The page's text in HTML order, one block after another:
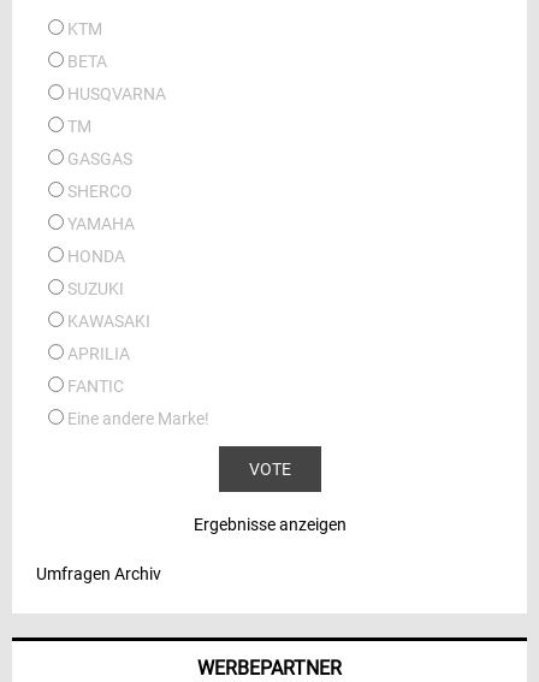
KTM
BETA
HUSQVARNA
TM
GASGAS
SHERCO
YAMAHA
HONDA
SUZUKI
KAWASAKI
APRILIA
FANTIC
Eine andere Marke!
Ergebnisse anzeigen
Umfragen Archiv
WERBEPARTNER